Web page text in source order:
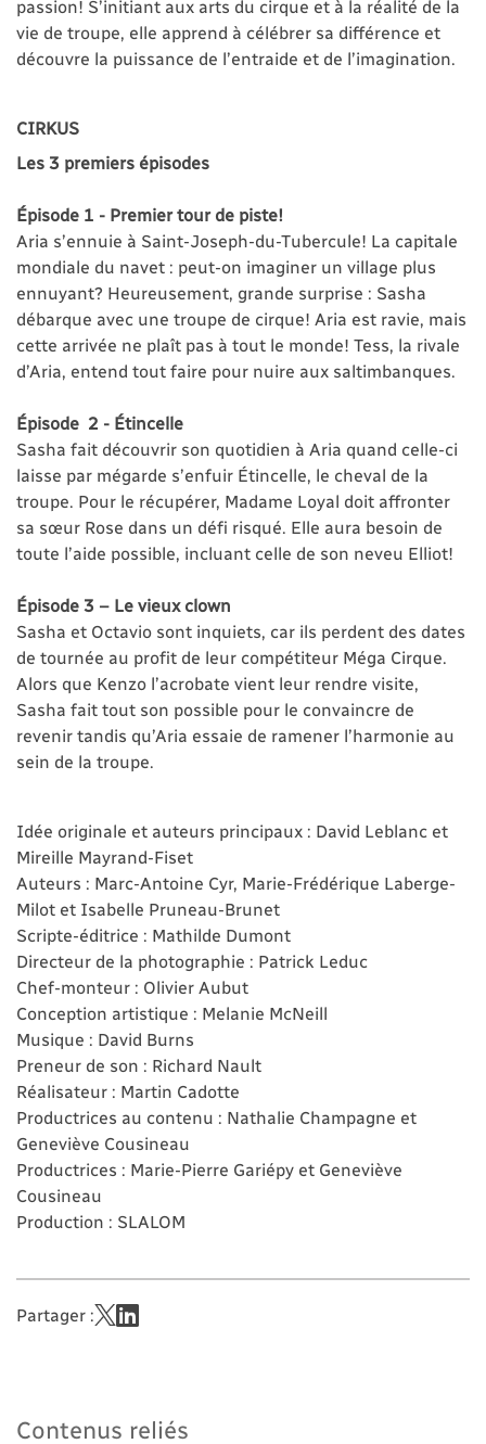
passion! S’initiant aux arts du cirque et à la réalité de la
vie de troupe, elle apprend à célébrer sa différence et
découvre la puissance de l’entraide et de l’imagination.
CIRKUS
Les 3 premiers épisodes
Épisode 1 - Premier tour de piste!
Aria s’ennuie à Saint-Joseph-du-Tubercule! La capitale
mondiale du navet : peut-on imaginer un village plus
ennuyant? Heureusement, grande surprise : Sasha
débarque avec une troupe de cirque! Aria est ravie, mais
cette arrivée ne plaît pas à tout le monde! Tess, la rivale
d’Aria, entend tout faire pour nuire aux saltimbanques.
Épisode 2 - Étincelle
Sasha fait découvrir son quotidien à Aria quand celle-ci
laisse par mégarde s’enfuir Étincelle, le cheval de la
troupe. Pour le récupérer, Madame Loyal doit affronter
sa sœur Rose dans un défi risqué. Elle aura besoin de
toute l’aide possible, incluant celle de son neveu Elliot!
Épisode 3 – Le vieux clown
Sasha et Octavio sont inquiets, car ils perdent des dates
de tournée au profit de leur compétiteur Méga Cirque.
Alors que Kenzo l’acrobate vient leur rendre visite,
Sasha fait tout son possible pour le convaincre de
revenir tandis qu’Aria essaie de ramener l’harmonie au
sein de la troupe.
Idée originale et auteurs principaux : David Leblanc et
Mireille Mayrand-Fiset
Auteurs : Marc-Antoine Cyr, Marie-Frédérique Laberge-
Milot et Isabelle Pruneau-Brunet
Scripte-éditrice : Mathilde Dumont
Directeur de la photographie : Patrick Leduc
Chef-monteur : Olivier Aubut
Conception artistique : Melanie McNeill
Musique : David Burns
Preneur de son : Richard Nault
Réalisateur : Martin Cadotte
Productrices au contenu : Nathalie Champagne et
Geneviève Cousineau
Productrices : Marie-Pierre Gariépy et Geneviève
Cousineau
Production : SLALOM
Partager :
Contenus reliés